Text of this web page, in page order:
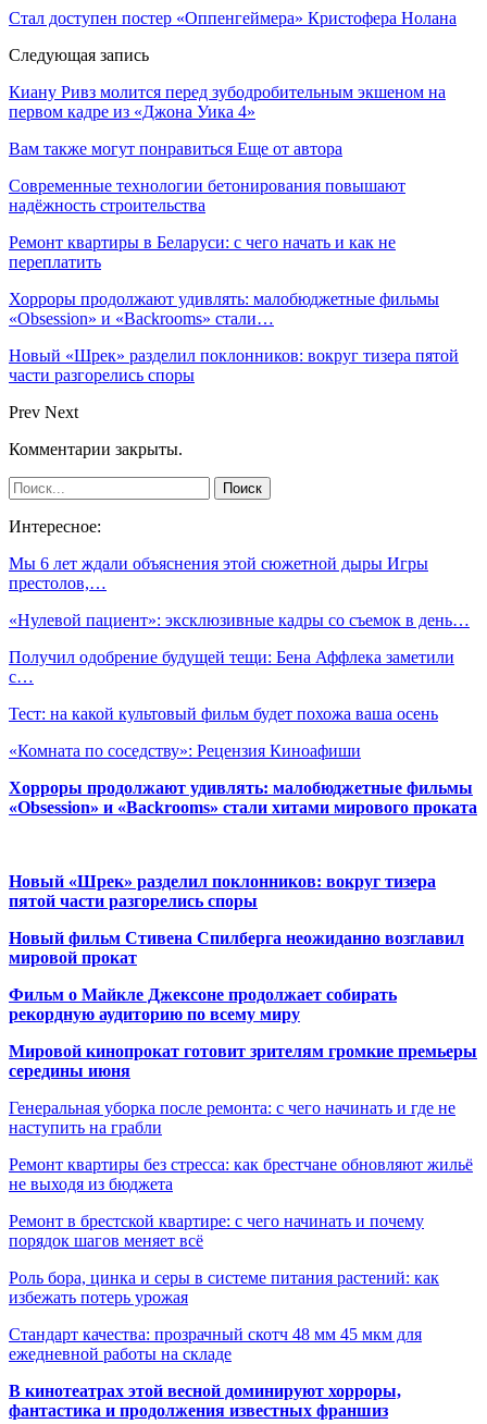
Стал доступен постер «Оппенгеймера» Кристофера Нолана
Следующая запись
Киану Ривз молится перед зубодробительным экшеном на
первом кадре из «Джона Уика 4»
Вам также могут понравиться Еще от автора
Современные технологии бетонирования повышают
надёжность строительства
Ремонт квартиры в Беларуси: с чего начать и как не
переплатить
Хорроры продолжают удивлять: малобюджетные фильмы
«Obsession» и «Backrooms» стали…
Новый «Шрек» разделил поклонников: вокруг тизера пятой
части разгорелись споры
Prev Next
Комментарии закрыты.
Интересное:
Мы 6 лет ждали объяснения этой сюжетной дыры Игры
престолов,…
«Нулевой пациент»: эксклюзивные кадры со съемок в день…
Получил одобрение будущей тещи: Бена Аффлека заметили
с…
Тест: на какой культовый фильм будет похожа ваша осень
«Комната по соседству»: Рецензия Киноафиши
Хорроры продолжают удивлять: малобюджетные фильмы
«Obsession» и «Backrooms» стали хитами мирового проката
Новый «Шрек» разделил поклонников: вокруг тизера
пятой части разгорелись споры
Новый фильм Стивена Спилберга неожиданно возглавил
мировой прокат
Фильм о Майкле Джексоне продолжает собирать
рекордную аудиторию по всему миру
Мировой кинопрокат готовит зрителям громкие премьеры
середины июня
Генеральная уборка после ремонта: с чего начинать и где не
наступить на грабли
Ремонт квартиры без стресса: как брестчане обновляют жильё
не выходя из бюджета
Ремонт в брестской квартире: с чего начинать и почему
порядок шагов меняет всё
Роль бора, цинка и серы в системе питания растений: как
избежать потерь урожая
Стандарт качества: прозрачный скотч 48 мм 45 мкм для
ежедневной работы на складе
В кинотеатрах этой весной доминируют хорроры,
фантастика и продолжения известных франшиз